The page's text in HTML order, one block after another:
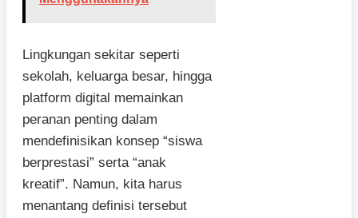
Lingkungan sekitar seperti
sekolah, keluarga besar, hingga
platform digital memainkan
peranan penting dalam
mendefinisikan konsep “siswa
berprestasi” serta “anak
kreatif”. Namun, kita harus
menantang definisi tersebut